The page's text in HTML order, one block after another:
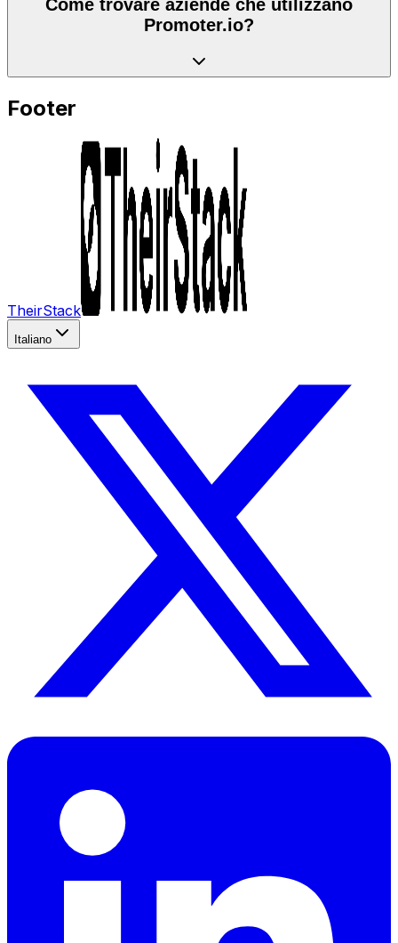
Come trovare aziende che utilizzano
Promoter.io?
Footer
TheirStack
Italiano